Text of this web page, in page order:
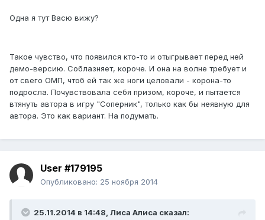
Одна я тут Васю вижу?
Такое чувство, что появился кто-то и отыгрывает перед ней
демо-версию. Соблазняет, короче. И она на волне требует и
от свего ОМП, чтоб ей так же ноги целовали - корона-то
подросла. Почувствовала себя призом, короче, и пытается
втянуть автора в игру "Соперник", только как бы неявную для
автора. Это как вариант. На подумать.
User #179195
Опубликовано: 25 ноября 2014
25.11.2014 в 14:48, Лиса Алиса сказал: